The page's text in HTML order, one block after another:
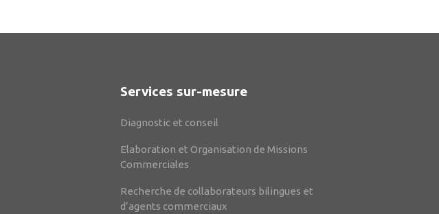
Services sur-mesure
Diagnostic et conseil
Elaboration et Organisation de Missions
Commerciales
Recherche de collaborateurs bilingues et
d’agents commerciaux